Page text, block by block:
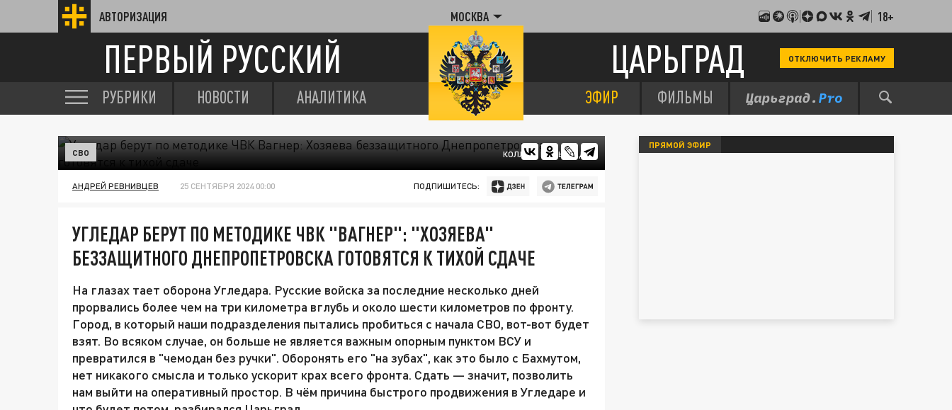
АВТОРИЗАЦИЯ МОСКВА 18+
ПЕРВЫЙ РУССКИЙ ЦАРЬГРАД ОТКЛЮЧИТЬ РЕКЛАМУ
РУБРИКИ НОВОСТИ АНАЛИТИКА ЭФИР ФИЛЬМЫ
КОЛЛАЖ ЦАРЬГРАДА
СВО
АНДРЕЙ РЕВНИВЦЕВ 25 СЕНТЯБРЯ 2024 00:00 ПОДПИШИТЕСЬ:
УГЛЕДАР БЕРУТ ПО МЕТОДИКЕ ЧВК "ВАГНЕР": "ХОЗЯЕВА"
БЕЗЗАЩИТНОГО ДНЕПРОПЕТРОВСКА ГОТОВЯТСЯ К ТИХОЙ СДАЧЕ
На глазах тает оборона Угледара. Русские войска за последние несколько дней
прорвались более чем на три километра вглубь и около шести километров по фронту.
Город, в который наши подразделения пытались пробиться с начала СВО, вот-вот будет
взят. Во всяком случае, он больше не является важным опорным пунктом ВСУ и
превратился в "чемодан без ручки". Оборонять его "на зубах", как это было с Бахмутом,
нет никакого смысла и только ускорит крах всего фронта. Сдать — значит, позволить
нам выйти на оперативный простор. В чём причина быстрого продвижения в Угледаре и
ПРЯМОЙ ЭФИР